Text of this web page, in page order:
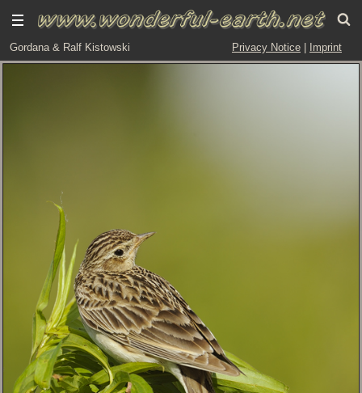
Gordana & Ralf Kistowski Privacy Notice Imprint